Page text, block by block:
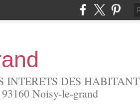
INTERETS DES
Noisy-le-grand